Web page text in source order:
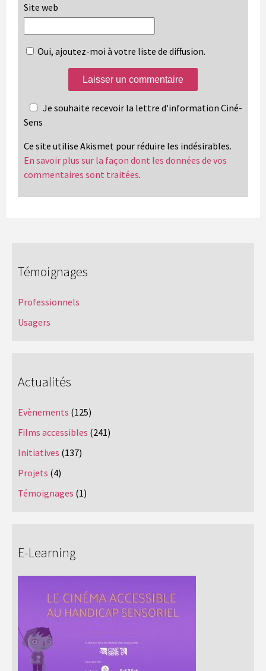
Site web
Oui, ajoutez-moi à votre liste de diffusion.
Je souhaite recevoir la lettre d'information Ciné-
Sens
Ce site utilise Akismet pour réduire les indésirables.
En savoir plus sur la façon dont les données de vos
commentaires sont traitées.
Témoignages
Professionnels
Usagers
Actualités
Evènements (125)
Films accessibles (241)
Initiatives (137)
Projets (4)
Témoignages (1)
E-Learning